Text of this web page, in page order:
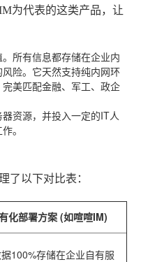
为代表的这类产品，让
所有信息都存储在企业内
险。它天然支持纯内网环
美匹配金融、军工、政企
资源，并投入一定的IT人
。
了以下对比表：
化部署方案 (如喧喧IM)
100%存储在企业自有服